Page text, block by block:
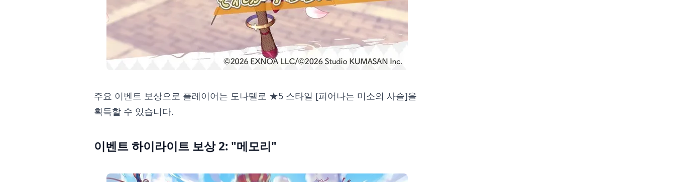
주요 이벤트 보상으로 플레이어는 도나텔로 ★5 스타일 [피어나는 미소의 사슬]을
획득할 수 있습니다.
이벤트 하이라이트 보상 2: "메모리"